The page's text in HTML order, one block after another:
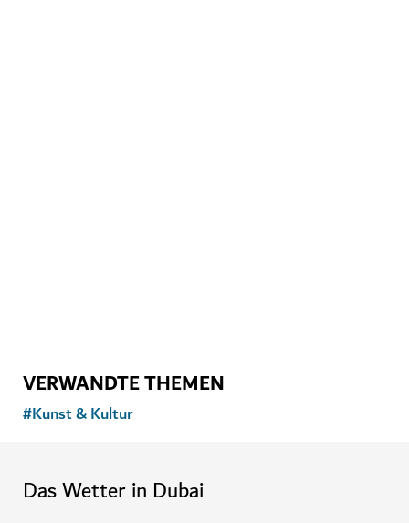
VERWANDTE THEMEN
#Kunst & Kultur
Das Wetter in Dubai